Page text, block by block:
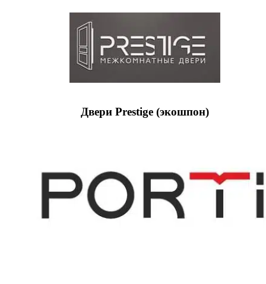
Двери Prestige (экошпон)